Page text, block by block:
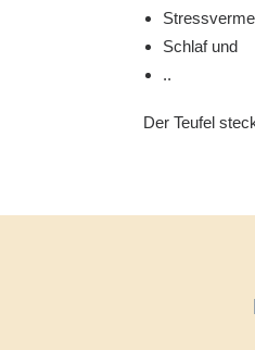
Schlaf und
..
Der Teufel